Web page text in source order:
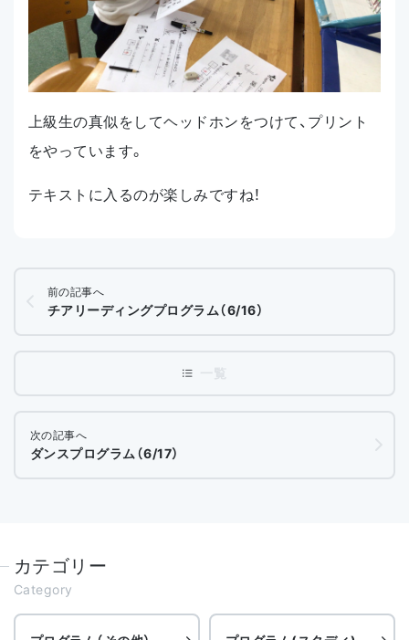
上級生の真似をしてヘッドホンをつけて、プリント
をやっています。
テキストに入るのが楽しみですね！
前の記事へ
チアリーディングプログラム（6/16）
次の記事へ
ダンスプログラム（6/17）
カテゴリー
Category